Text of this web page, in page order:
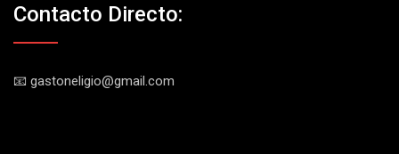
Contacto Directo:
📧 gastoneligio@gmail.com